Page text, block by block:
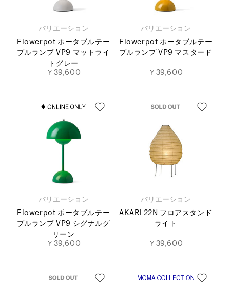
バリエーション
Flowerpot ポータブルテー
ブルランプ VP9 マットライ
トグレー
￥39,600
バリエーション
Flowerpot ポータブルテー
ブルランプ VP9 マスタード
￥39,600
バリエーション
Flowerpot ポータブルテー
ブルランプ VP9 シグナルグ
リーン
￥39,600
バリエーション
AKARI 22N フロアスタンド
ライト
￥39,600